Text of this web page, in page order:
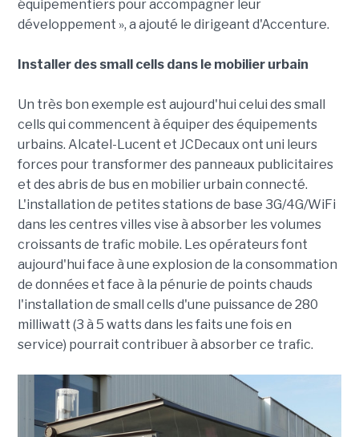
équipementiers pour accompagner leur
développement », a ajouté le dirigeant d'Accenture.
Installer des small cells dans le mobilier urbain
Un très bon exemple est aujourd'hui celui des small
cells qui commencent à équiper des équipements
urbains. Alcatel-Lucent et JCDecaux ont uni leurs
forces pour transformer des panneaux publicitaires
et des abris de bus en mobilier urbain connecté.
L'installation de petites stations de base 3G/4G/WiFi
dans les centres villes vise à absorber les volumes
croissants de trafic mobile. Les opérateurs font
aujourd'hui face à une explosion de la consommation
de données et face à la pénurie de points chauds
l'installation de small cells d'une puissance de 280
milliwatt (3 à 5 watts dans les faits une fois en
service) pourrait contribuer à absorber ce trafic.